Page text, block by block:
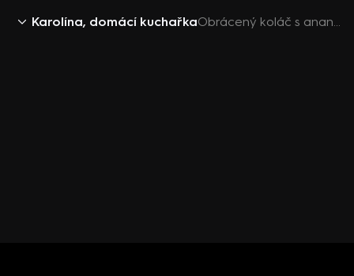
Karolína, domácí kuchařka Obrácený koláč s ananasem